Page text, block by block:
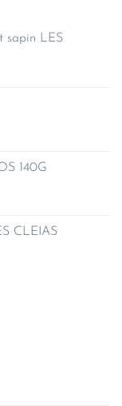
sapin LES
140G
CLEIAS